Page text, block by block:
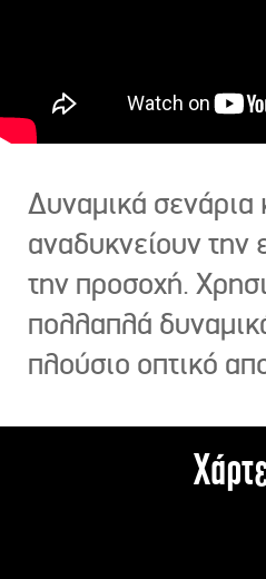
Δυναμικά σενάρια
αναδυκνείουν την
την προσοχή.
πολλαπλά
πλούσιο οπτικό